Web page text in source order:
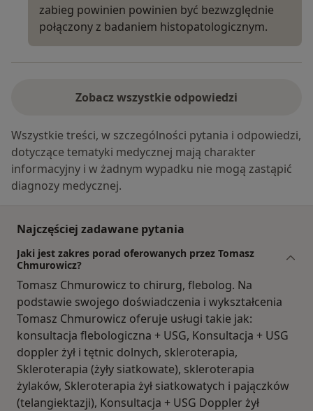
zabieg powinien powinien być bezwzględnie
połączony z badaniem histopatologicznym.
Zobacz wszystkie odpowiedzi
Wszystkie treści, w szczególności pytania i odpowiedzi,
dotyczące tematyki medycznej mają charakter
informacyjny i w żadnym wypadku nie mogą zastąpić
diagnozy medycznej.
Najczęściej zadawane pytania
Jaki jest zakres porad oferowanych przez Tomasz
Chmurowicz?
Tomasz Chmurowicz to chirurg, flebolog. Na
podstawie swojego doświadczenia i wykształcenia
Tomasz Chmurowicz oferuje usługi takie jak:
konsultacja flebologiczna + USG, Konsultacja + USG
doppler żył i tętnic dolnych, skleroterapia,
Skleroterapia (żyły siatkowate), skleroterapia
żylaków, Skleroterapia żył siatkowatych i pajączków
(telangiektazji), Konsultacja + USG Doppler żył